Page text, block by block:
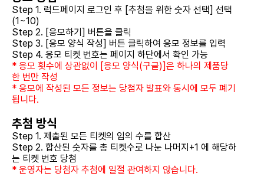
Step 1. 럭드페이지 로그인 후 [추첨을 위한 숫자 선택] 선택
(1~10)
Step 2. [응모하기] 버튼을 클릭
Step 3. [응모 양식 작성] 버튼 클릭하여 응모 정보를 입력
Step 4. 응모 티켓 번호는 페이지 하단에서 확인 가능
* 응모 횟수에 상관없이 [응모 양식(구글)]은 하나의 제품당
한 번만 작성
* 응모에 작성된 모든 정보는 당첨자 발표와 동시에 모두 폐기
됩니다.
추첨 방식
Step 1. 제출된 모든 티켓의 임의 수를 합산
Step 2. 합산된 숫자를 총 티켓수로 나눈 나머지+1 에 해당하
는 티켓 번호 당첨
* 운영자는 당첨자 추첨에 일절 관여하지 않습니다.